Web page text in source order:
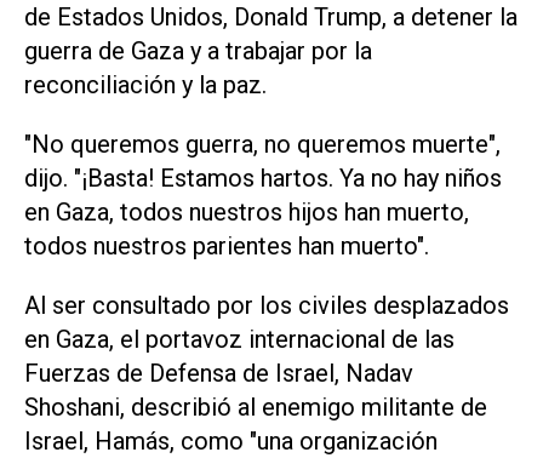
de Estados Unidos, Donald Trump, a detener la
guerra de Gaza y a trabajar por la
reconciliación y la paz.
"No queremos guerra, no queremos muerte",
dijo. "¡Basta! Estamos hartos. Ya no hay niños
en Gaza, todos nuestros hijos han muerto,
todos nuestros parientes han muerto".
Al ser consultado por los civiles desplazados
en Gaza, el portavoz internacional de las
Fuerzas de Defensa de Israel, Nadav
Shoshani, describió al enemigo militante de
Israel, Hamás, como "una organización